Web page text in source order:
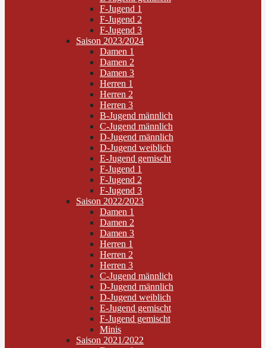
F-Jugend 1
F-Jugend 2
F-Jugend 3
Saison 2023/2024
Damen 1
Damen 2
Damen 3
Herren 1
Herren 2
Herren 3
B-Jugend männlich
C-Jugend männlich
D-Jugend männlich
D-Jugend weiblich
E-Jugend gemischt
F-Jugend 1
F-Jugend 2
F-Jugend 3
Saison 2022/2023
Damen 1
Damen 2
Damen 3
Herren 1
Herren 2
Herren 3
C-Jugend männlich
D-Jugend männlich
D-Jugend weiblich
E-Jugend gemischt
F-Jugend gemischt
Minis
Saison 2021/2022